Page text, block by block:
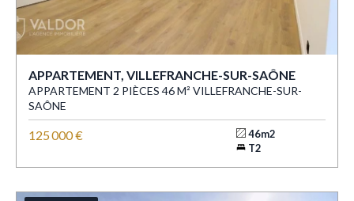
APPARTEMENT, VILLEFRANCHE-SUR-SAÔNE
APPARTEMENT 2 PIÈCES 46 M² VILLEFRANCHE-SUR-
SAÔNE
125 000 €
46m2
T2